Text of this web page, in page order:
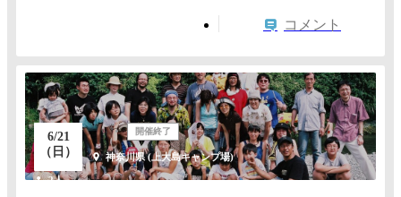
コメント
6/21
（日）
開催終了
神奈川県 (上大島キャンプ場)
2人